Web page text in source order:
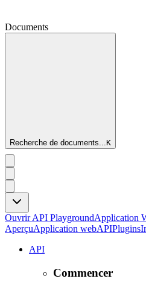
Documents
Recherche de documents...K
Ouvrir API PlaygroundApplication
AperçuApplication webAPIPlugins
API
Commencer